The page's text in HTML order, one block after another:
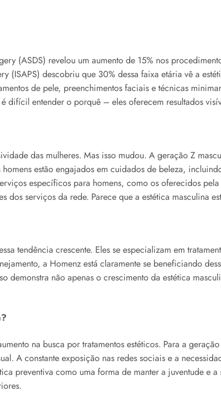
(ASDS) revelou um aumento de 15% nos
(ISAPS) descobriu que 30% dessa faixa etária vê a
de pele, preenchimentos faciais e técnicas
difícil entender o porquê – eles oferecem resultados
das mulheres. Mas isso mudou. A geração Z
estão engajados em cuidados de beleza,
específicos para homens, como os oferecidos
dos serviços da rede. Parece que a estética masculina
tendência crescente. Eles se especializam em
a Homenz está claramente se beneficiando
demonstra não apenas o crescimento da estética
na busca por tratamentos estéticos. Para a
A constante exposição nas redes sociais e a
preventiva como uma forma de manter a juventude e